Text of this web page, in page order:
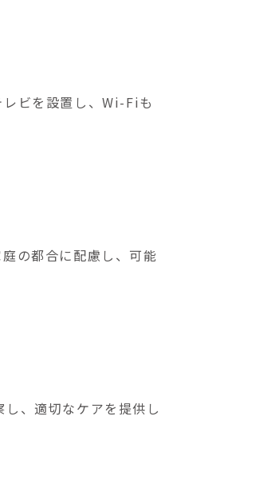
ビを設置し、Wi-Fiも
の都合に配慮し、可能
、適切なケアを提供し